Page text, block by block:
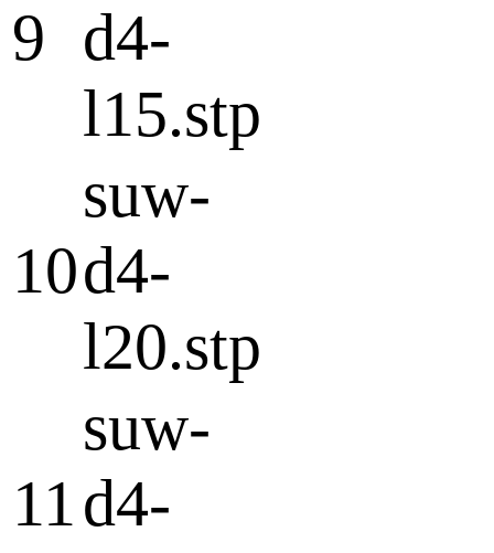
9 d4-
l15.stp
10
suw-
d4-
l20.stp
11
suw-
d4-